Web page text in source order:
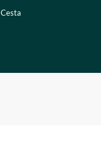
Cesta